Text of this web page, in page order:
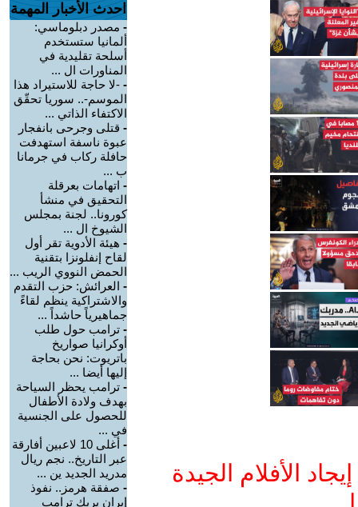
الأفلام الجيدة
احدث الأخبار المهمة
- مصدر دبلوماسي:
ألمانيا ستستخدم
أسلحة تقليدية في
المناورات ال ...
- -لا حاجة للاستيراد هذا
الموسم-.. سوريا تحقّق
الاكتفاء الذاتي ...
- قتلى وجرحى بانفجار
عبوة ناسفة استهدفت
حافلة ركاب في جرمانا
ب ...
- اتهامات بعرقلة
التحقيق في منشأ
كورونا.. لجنة بمجلس
الشيوخ ال ...
- هيئة الأدوية تقر أول
لقاح إنفلونزا بتقنية
الحمض النووي الريب ...
- العرائش: حزب التقدم
والاشتراكية ينظم لقاءً
جماهيرياً حاشداً ...
- ترامب حول طلب
أوكرانيا صواريخ
باتريوت: نحن بحاجة
إليها أيضا ...
- ترامب يحظر السياحة
بهدف ولادة الأطفال
للحصول على الجنسية
في ...
-
أغلى 10 لاعبين أفارقة
عبر التاريخ.. نجم ريال
مدريد الجديد ين ...
- صفقة هرمز.. نفوذ
إيران يربك ترامب